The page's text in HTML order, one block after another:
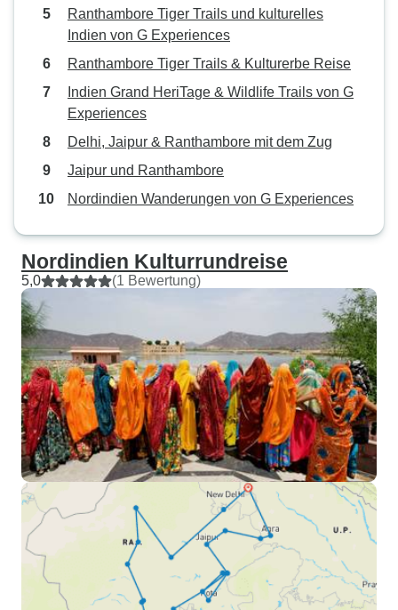
Ranthambore Tiger Trails und kulturelles
Indien von G Experiences
Ranthambore Tiger Trails & Kulturerbe Reise
Indien Grand HeriTage & Wildlife Trails von G
Experiences
Delhi, Jaipur & Ranthambore mit dem Zug
Jaipur und Ranthambore
Nordindien Wanderungen von G Experiences
Nordindien Kulturrundreise
5,0 (1 Bewertung)